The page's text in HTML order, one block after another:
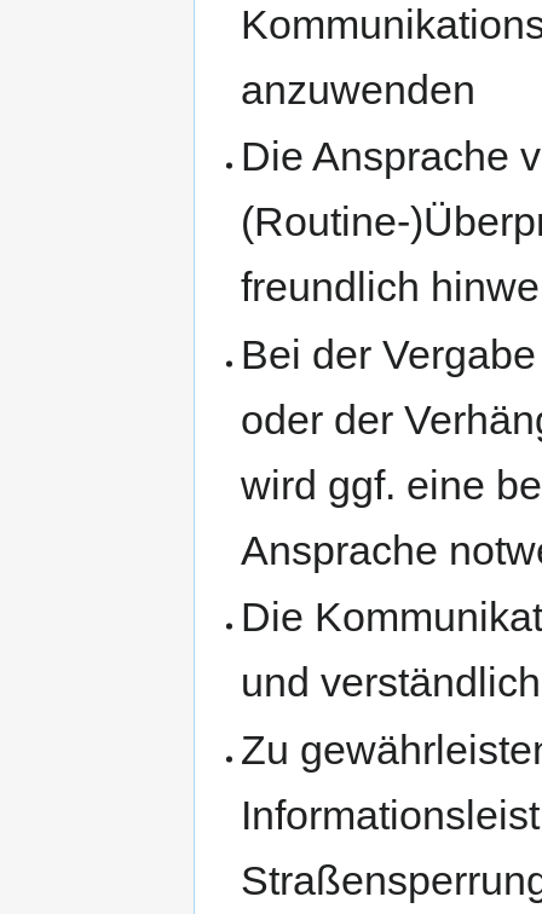
anzuwenden
Die Ansprache
(Routine-
freundlich
Bei der
oder der
wird ggf. eine
Ansprache
Die
und
Zu